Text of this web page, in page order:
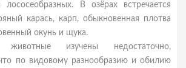
лососеобразных. В озёрах встречается
карась, карп, обыкновенная плотва
окунь и щука.
животные изучены недостаточно,
по видовому разнообразию и обилию